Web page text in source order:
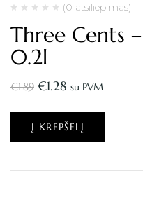
(0 atsiliepimas)
Three Cents
0.2l
€1.89 €1.28 su PVM
Į KREPŠELĮ